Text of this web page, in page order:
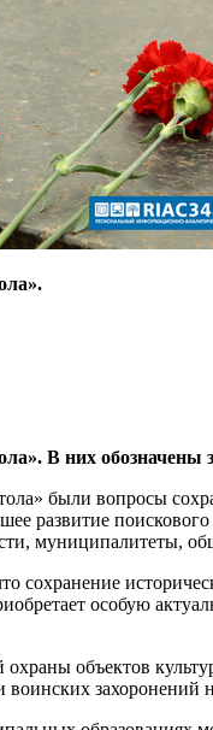
В них обозначены
были вопросы
развитие
муниципалитеты,
особую
объектов
захоронений